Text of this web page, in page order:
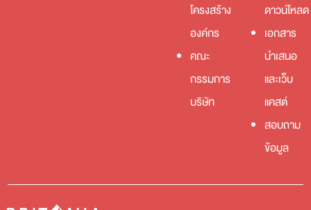
โครงสร้าง
องค์กร
คณะ
กรรมการ
บริษัท
ดาวน์โหลด
เอกสาร
นำเสนอ
และเว็บ
แคสต์
สอบถาม
ข้อมูล